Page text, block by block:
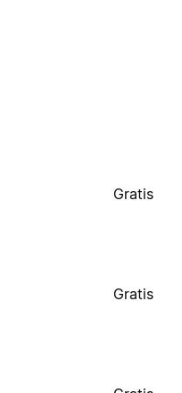
Gratis
Gratis